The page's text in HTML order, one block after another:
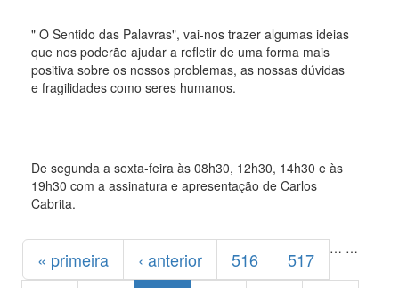
" O Sentido das Palavras", vai-nos trazer algumas ideias
que nos poderão ajudar a refletir de uma forma mais
positiva sobre os nossos problemas, as nossas dúvidas
e fragilidades como seres humanos.
De segunda a sexta-feira às 08h30, 12h30, 14h30 e às
19h30 com a assinatura e apresentação de Carlos
Cabrita.
Páginas
« primeira ‹ anterior …
516
517
…